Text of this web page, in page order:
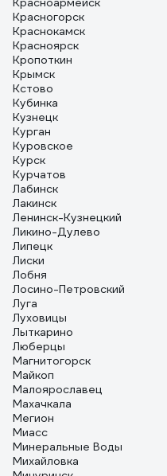
Красногорск
Краснокамск
Красноярск
Кропоткин
Крымск
Кстово
Кубинка
Кузнецк
Курган
Куровское
Курск
Курчатов
Лабинск
Лакинск
Ленинск-Кузнецкий
Ликино-Дулево
Липецк
Лиски
Лобня
Лосино-Петровский
Луга
Луховицы
Лыткарино
Люберцы
Магнитогорск
Майкоп
Малоярославец
Махачкала
Мегион
Миасс
Минеральные Воды
Михайловка